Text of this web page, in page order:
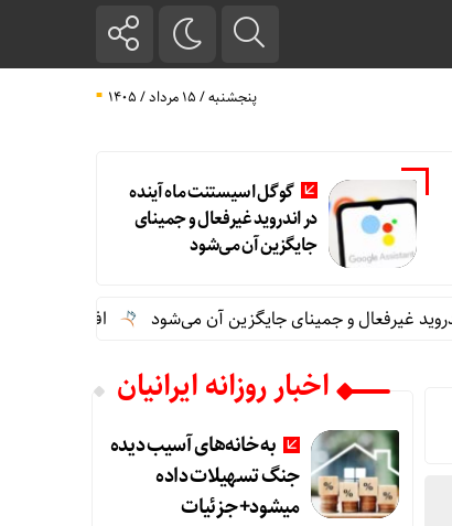
پنجشنبه / ۱۵ مرداد / ۱۴۰۵
گوگل اسیستنت ماه آینده
در اندروید غیرفعال و جمینای
جایگزین آن می‌شود
و جمینای جایگزین آن می‌شود
افزایش ظرفیت قطارهای
اخبار روزانه ایرانیان
به خانه‌های آسیب دیده
جنگ تسهیلات داده
میشود+ جزئیات